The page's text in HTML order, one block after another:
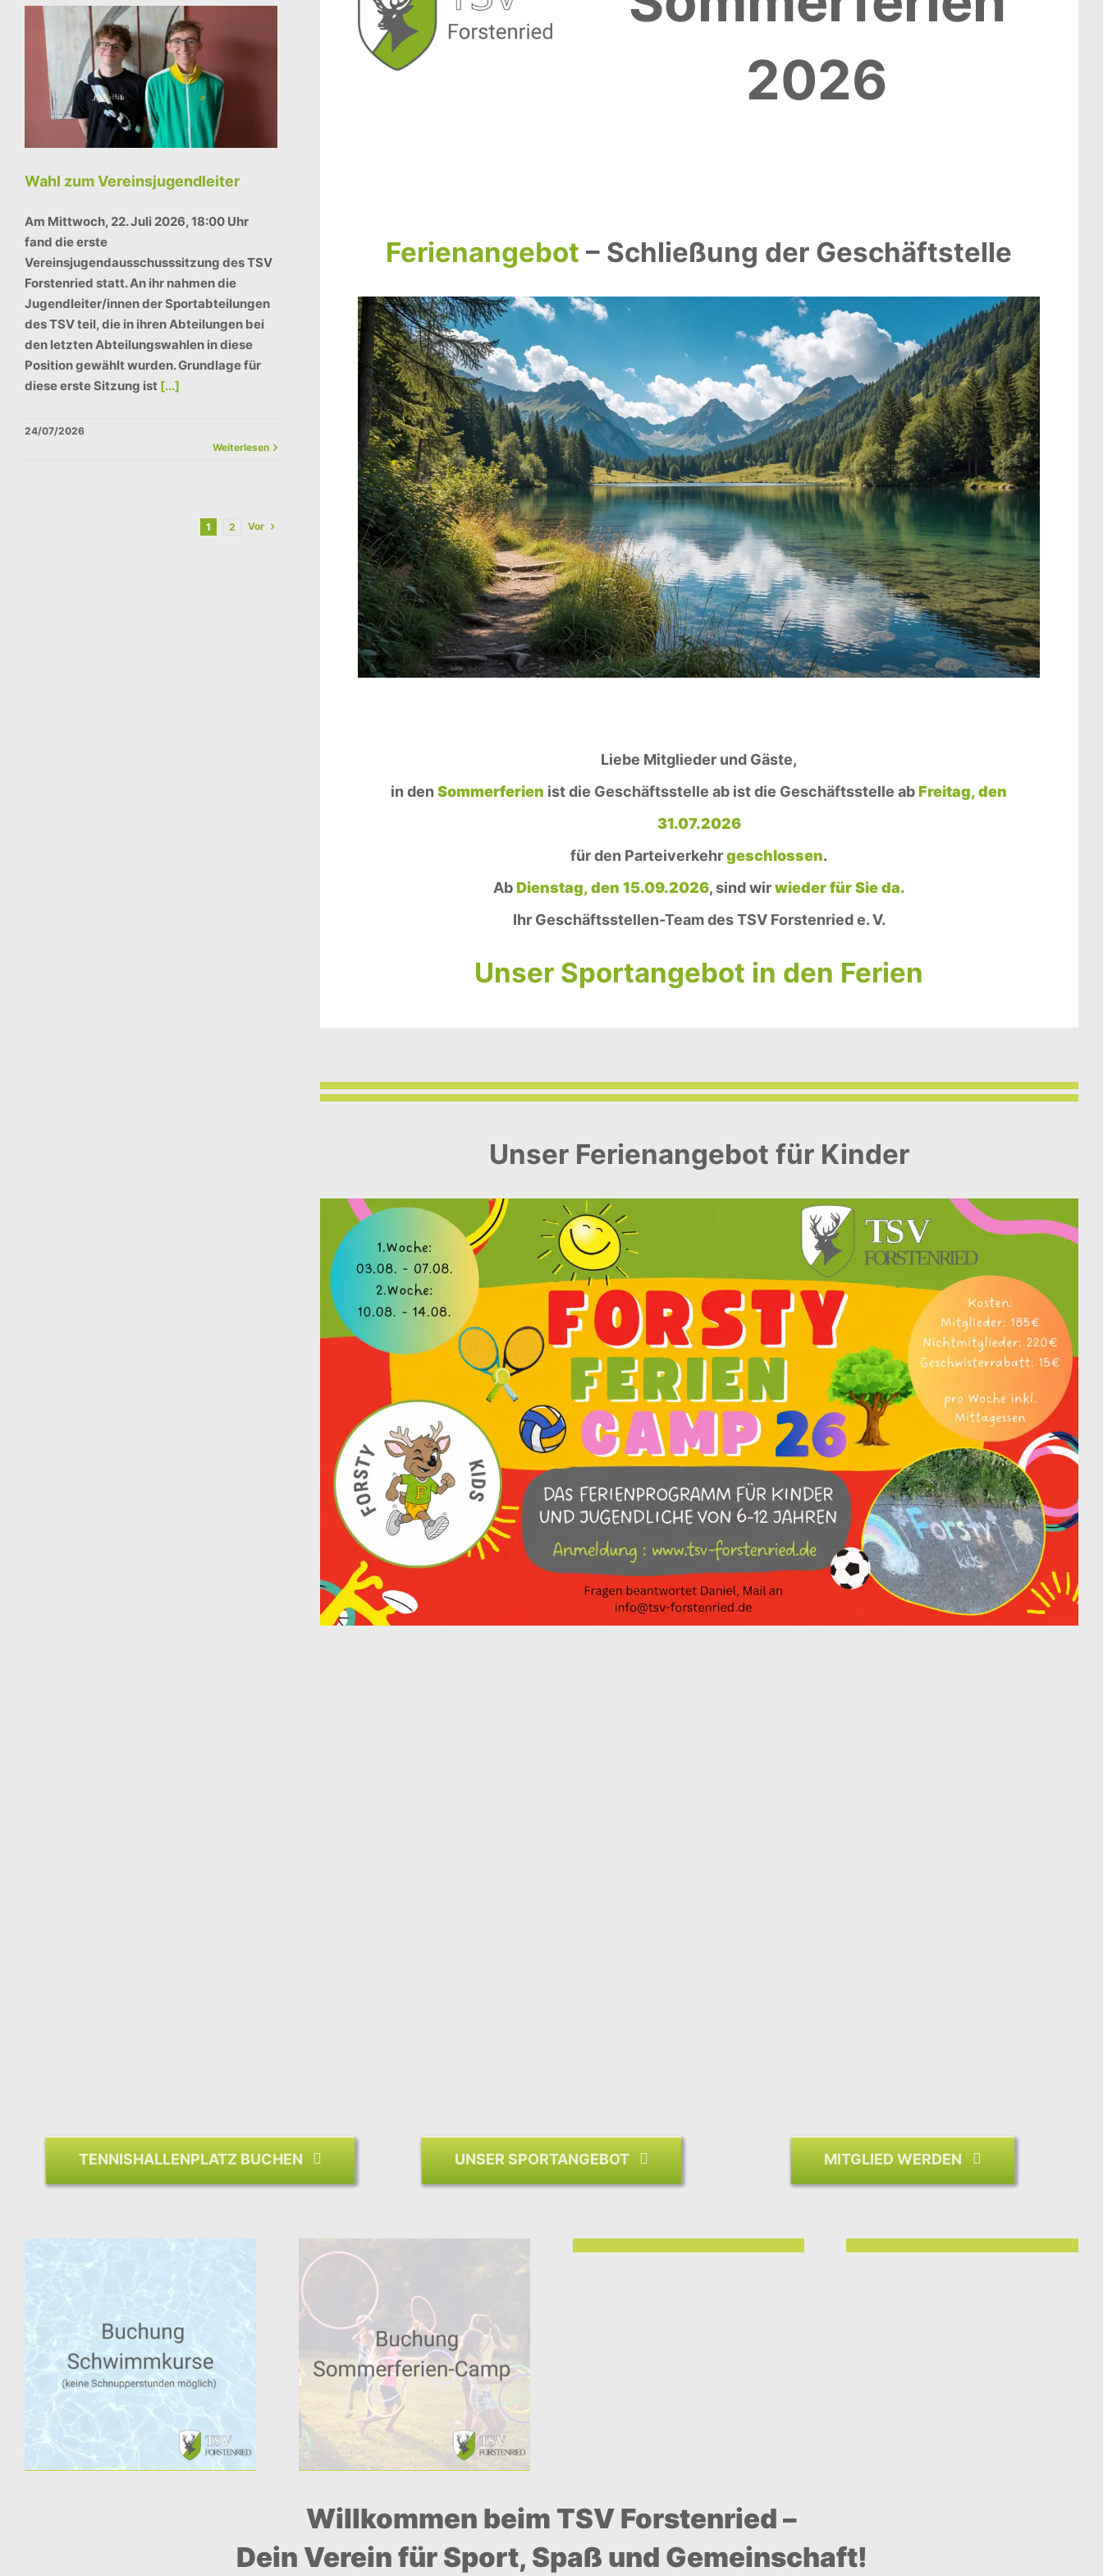
Wahl zum Vereinsjugendleiter
Am Mittwoch, 22. Juli 2026, 18:00 Uhr
fand die erste
Vereinsjugendausschusssitzung des TSV
Forstenried statt. An ihr nahmen die
Jugendleiter/innen der Sportabteilungen
des TSV teil, die in ihren Abteilungen bei
den letzten Abteilungswahlen in diese
Position gewählt wurden. Grundlage für
diese erste Sitzung ist [...]
24/07/2026
Weiterlesen
1 2 Vor
2026
Ferienangebot – Schließung der Geschäftstelle
Liebe Mitglieder und Gäste,
in denSommerferien ist die Geschäftsstelle ab ist die Geschäftsstelle abFreitag, den
31.07.2026
für den Parteiverkehrgeschlossen.
AbDienstag, den 15.09.2026, sind wirwieder für Sie da.
Ihr Geschäftsstellen-Team des TSV Forstenried e. V.
Unser Sportangebot in den Ferien
Unser Ferienangebot für Kinder
TENNISHALLENPLATZ BUCHEN UNSER SPORTANGEBOT MITGLIED WERDEN
Willkommen beim TSV Forstenried –
Dein Verein für Sport, Spaß und Gemeinschaft!